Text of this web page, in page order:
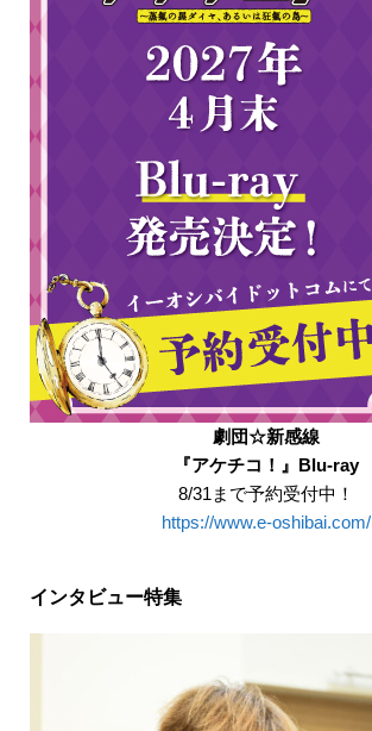
劇団☆新感線
『アケチコ！』Blu-ray
8/31まで予約受付中！
https://www.e-oshibai.com/
インタビュー特集